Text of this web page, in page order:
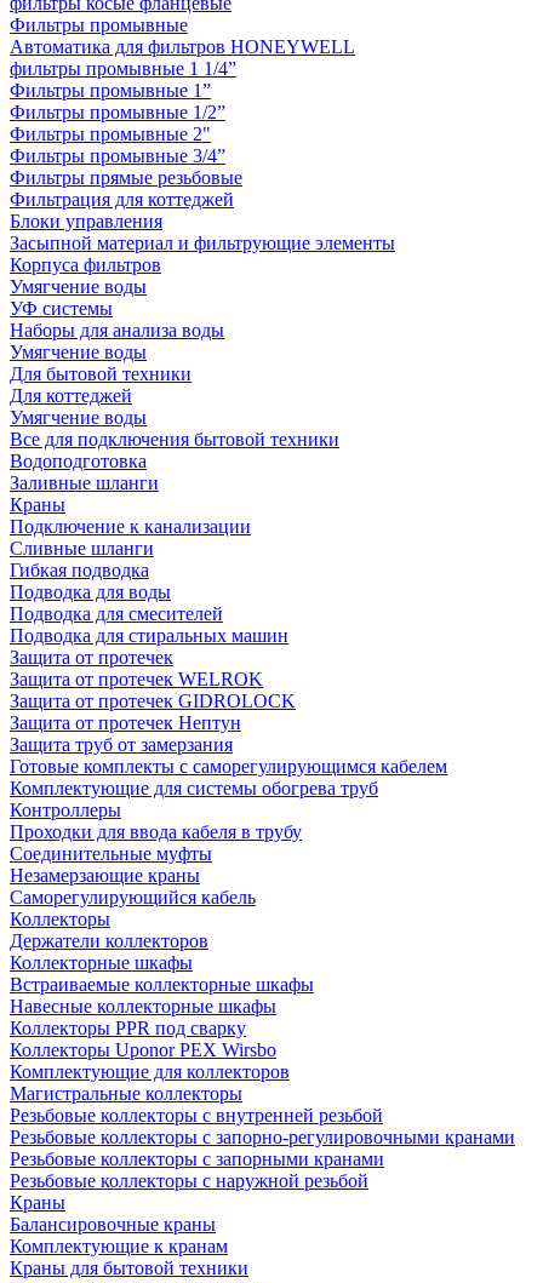
Фильтры промывные
Автоматика для фильтров HONEYWELL
фильтры промывные 1 1/4”
Фильтры промывные 1”
Фильтры промывные 1/2”
Фильтры промывные 2"
Фильтры промывные 3/4”
Фильтры прямые резьбовые
Фильтрация для коттеджей
Блоки управления
Засыпной материал и фильтрующие элементы
Корпуса фильтров
Умягчение воды
УФ системы
Наборы для анализа воды
Умягчение воды
Для бытовой техники
Для коттеджей
Умягчение воды
Все для подключения бытовой техники
Водоподготовка
Заливные шланги
Краны
Подключение к канализации
Сливные шланги
Гибкая подводка
Подводка для воды
Подводка для смесителей
Подводка для стиральных машин
Защита от протечек
Защита от протечек WELROK
Защита от протечек GIDROLOCK
Защита от протечек Нептун
Защита труб от замерзания
Готовые комплекты с саморегулирующимся кабелем
Комплектующие для системы обогрева труб
Контроллеры
Проходки для ввода кабеля в трубу
Соединительные муфты
Незамерзающие краны
Саморегулирующийся кабель
Коллекторы
Держатели коллекторов
Коллекторные шкафы
Встраиваемые коллекторные шкафы
Навесные коллекторные шкафы
Коллекторы PPR под сварку
Коллекторы Uponor PEX Wirsbo
Комплектующие для коллекторов
Магистральные коллекторы
Резьбовые коллекторы с внутренней резьбой
Резьбовые коллекторы с запорно-регулировочными кранами
Резьбовые коллекторы с запорными кранами
Резьбовые коллекторы с наружной резьбой
Краны
Балансировочные краны
Комплектующие к кранам
Краны для бытовой техники